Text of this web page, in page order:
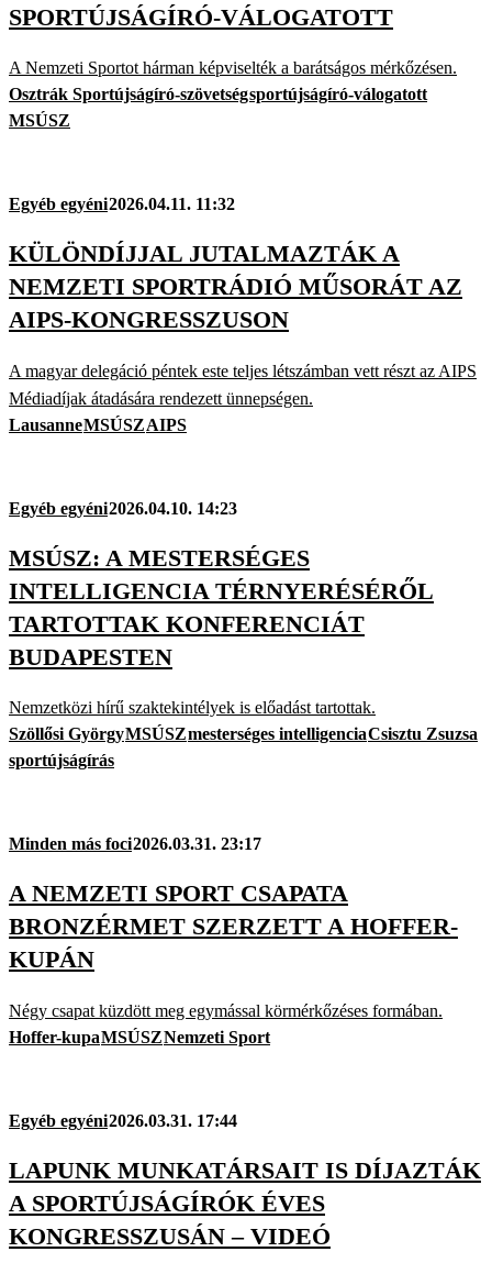
SPORTÚJSÁGÍRÓ-VÁLOGATOTT
A Nemzeti Sportot hárman képviselték a barátságos mérkőzésen.
Osztrák Sportújságíró-szövetségsportújságíró-válogatott
MSÚSZ
Egyéb egyéni2026.04.11. 11:32
KÜLÖNDÍJJAL JUTALMAZTÁK A
NEMZETI SPORTRÁDIÓ MŰSORÁT AZ
AIPS-KONGRESSZUSON
A magyar delegáció péntek este teljes létszámban vett részt az AIPS
Médiadíjak átadására rendezett ünnepségen.
LausanneMSÚSZAIPS
Egyéb egyéni2026.04.10. 14:23
MSÚSZ: A MESTERSÉGES
INTELLIGENCIA TÉRNYERÉSÉRŐL
TARTOTTAK KONFERENCIÁT
BUDAPESTEN
Nemzetközi hírű szaktekintélyek is előadást tartottak.
Szöllősi GyörgyMSÚSZmesterséges intelligenciaCsisztu Zsuzsa
sportújságírás
Minden más foci2026.03.31. 23:17
A NEMZETI SPORT CSAPATA
BRONZÉRMET SZERZETT A HOFFER-
KUPÁN
Négy csapat küzdött meg egymással körmérkőzéses formában.
Hoffer-kupaMSÚSZNemzeti Sport
Egyéb egyéni2026.03.31. 17:44
LAPUNK MUNKATÁRSAIT IS DÍJAZTÁK
A SPORTÚJSÁGÍRÓK ÉVES
KONGRESSZUSÁN – VIDEÓ